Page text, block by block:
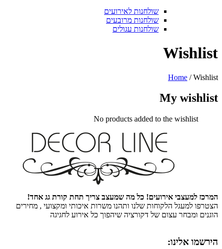
שולחנות לאירועים
שולחנות מרובעים
שולחנות עגולים
Home /
My
No products added to the wishlist
למעצבי אירועים! כל מה שמעצב צריך תחת קורת גג אחד!
למעגל הלקוחות שלנו ותהנו משרות איכותי ומקצועי , מחירים
ומבחר עצום של דקורציה שיהפוך כל אירוע לחגיגה
אלינו: